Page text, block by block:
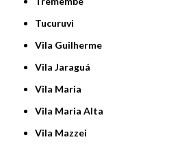
Tucuruvi
Vila Guilherme
Vila Jaraguá
Vila Maria
Vila Maria Alta
Vila Mazzei